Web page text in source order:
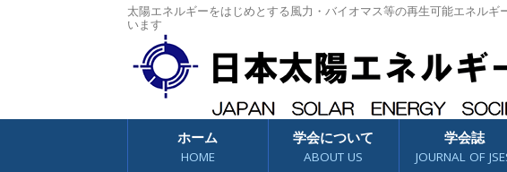
太陽エネルギーをはじめとする風力・バイオマス等の再生可能エネル
います
コンテンツへスキップ
ホーム
HOME
学会について
ABOUT US
学会誌
JOURNAL OF